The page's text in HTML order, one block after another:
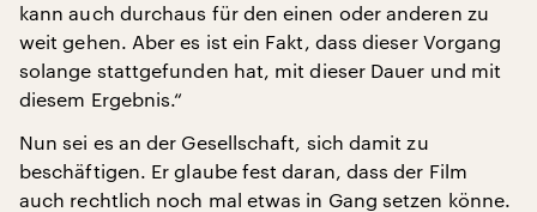
kann auch durchaus für den einen oder anderen zu
weit gehen. Aber es ist ein Fakt, dass dieser Vorgang
solange stattgefunden hat, mit dieser Dauer und mit
diesem Ergebnis.“
Nun sei es an der Gesellschaft, sich damit zu
beschäftigen. Er glaube fest daran, dass der Film
auch rechtlich noch mal etwas in Gang setzen könne.